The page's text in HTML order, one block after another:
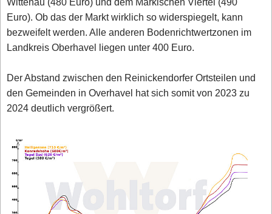
Euro). Ob das der Markt wirklich so widerspiegelt, kann
bezweifelt werden. Alle anderen Bodenrichtwertzonen im
Landkreis Oberhavel liegen unter 400 Euro.
Der Abstand zwischen den Reinickendorfer Ortsteilen und
den Gemeinden in Overhavel hat sich somit von 2023 zu
2024 deutlich vergrößert.